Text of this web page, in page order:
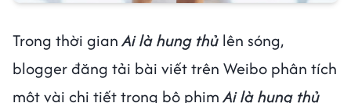
Trong thời gianAi là hung thủ lên sóng,
blogger đăng tải bài viết trên Weibo phân tích
một vài chi tiết trong bộ phimAi là hung thủ